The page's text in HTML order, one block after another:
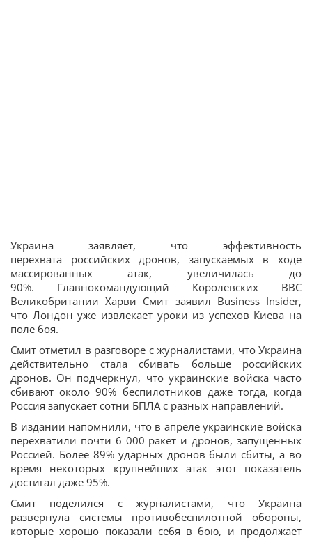
Украина заявляет, что эффективность
перехвата российских дронов, запускаемых в ходе
массированных атак, увеличилась до
90%. Главнокомандующий Королевских ВВС
Великобритании Харви Смит заявил Business Insider,
что Лондон уже извлекает уроки из успехов Киева на
поле боя.
Смит отметил в разговоре с журналистами, что Украина
действительно стала сбивать больше российских
дронов. Он подчеркнул, что украинские войска часто
сбивают около 90% беспилотников даже тогда, когда
Россия запускает сотни БПЛА с разных направлений.
В издании напомнили, что в апреле украинские войска
перехватили почти 6 000 ракет и дронов, запущенных
Россией. Более 89% ударных дронов были сбиты, а во
время некоторых крупнейших атак этот показатель
достигал даже 95%.
Смит поделился с журналистами, что Украина
развернула системы противобеспилотной обороны,
которые хорошо показали себя в бою, и продолжает